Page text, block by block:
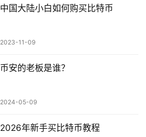
中国大陆小白如何购买比特币
2023-11-09
币安的老板是谁？
2024-05-09
2026年新手买比特币教程